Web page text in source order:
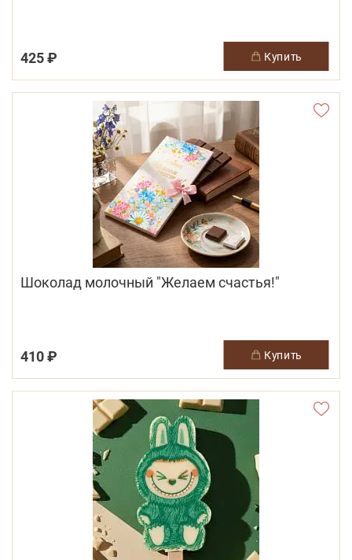
425 ₽ купить
Шоколад молочный "Желаем счастья!"
410 ₽ купить